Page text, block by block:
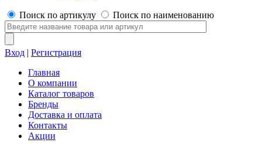
Поиск по артикулу Поиск по наименованию
Вход | Регистрация
Главная
О компании
Каталог товаров
Бренды
Доставка и оплата
Контакты
Акции